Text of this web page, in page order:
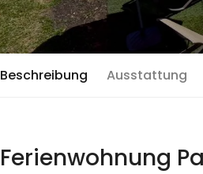
Beschreibung Ausstattung
Ferienwohnung